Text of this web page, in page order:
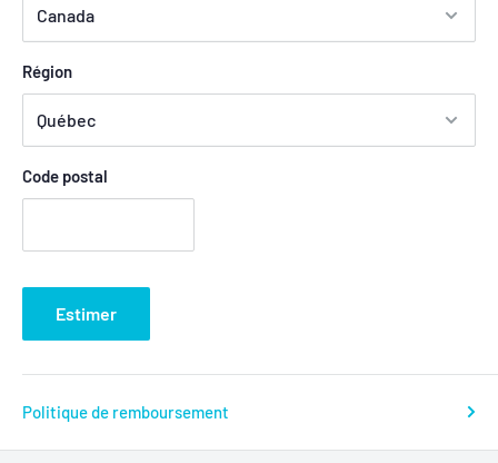
Région
Code postal
Estimer
Politique de remboursement